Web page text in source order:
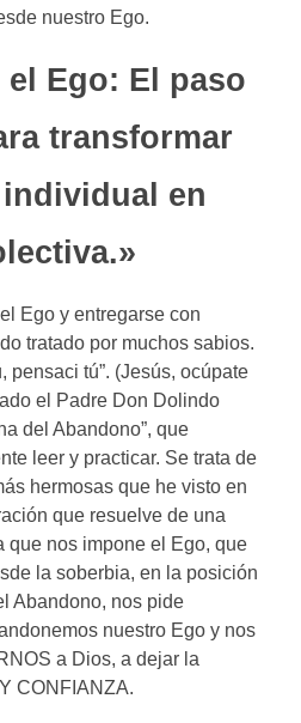
nuestro Ego.
Ego: El paso
transformar
en
Ego y entregarse con
tratado por muchos sabios.
pensaci tú”. (Jesús, ocúpate
el Padre Don Dolindo
del Abandono”, que
leer y practicar. Se trata de
hermosas que he visto en
que resuelve de una
que nos impone el Ego, que
la soberbia, en la posición
Abandono, nos pide
nuestro Ego y nos
a Dios, a dejar la
CONFIANZA.